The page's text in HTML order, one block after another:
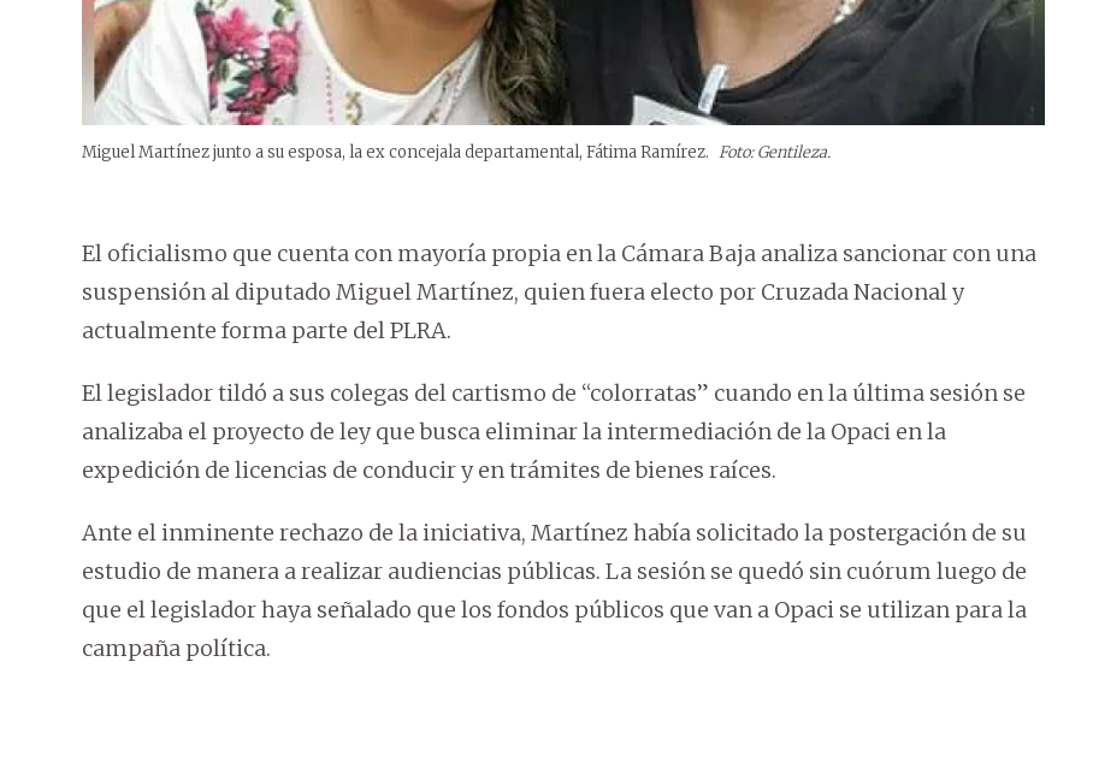
Miguel Martínez junto a su esposa, la ex concejala departamental, Fátima Ramírez. Foto: Gentileza.
El oficialismo que cuenta con mayoría propia en la Cámara Baja analiza sancionar con una
suspensión al diputado Miguel Martínez, quien fuera electo por Cruzada Nacional y
actualmente forma parte del PLRA.
El legislador tildó a sus colegas del cartismo de “colorratas” cuando en la última sesión se
analizaba el proyecto de ley que busca eliminar la intermediación de la Opaci en la
expedición de licencias de conducir y en trámites de bienes raíces.
Ante el inminente rechazo de la iniciativa, Martínez había solicitado la postergación de su
estudio de manera a realizar audiencias públicas. La sesión se quedó sin cuórum luego de
que el legislador haya señalado que los fondos públicos que van a Opaci se utilizan para la
campaña política.